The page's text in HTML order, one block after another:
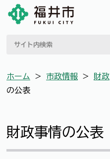
ホーム ＞ 市政情報 ＞ 財政
の公表
財政事情の公表